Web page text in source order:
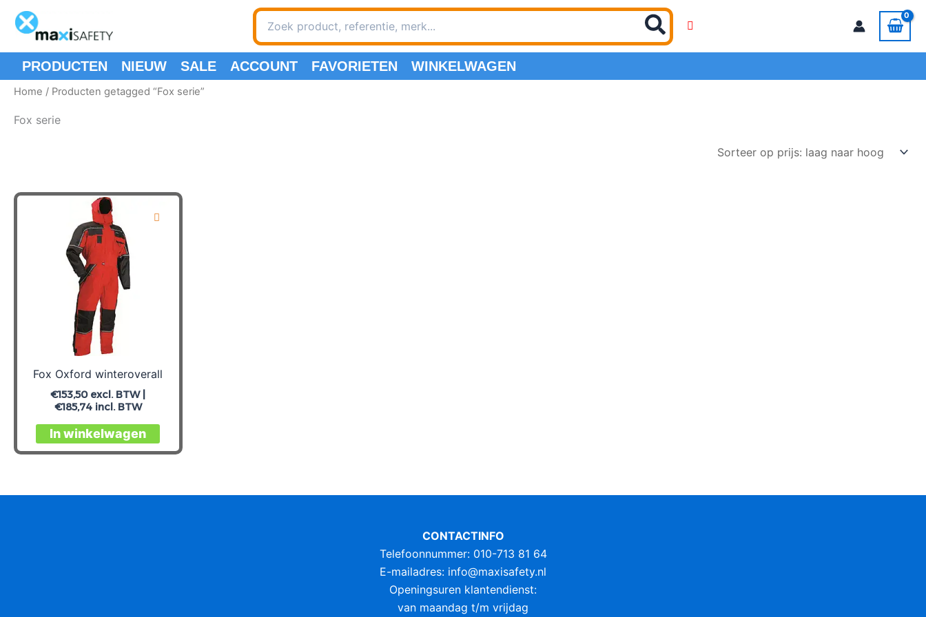
naar
inhoud
Zoeken
naar:
PRODUCTEN NIEUW SALE ACCOUNT FAVORIETEN WINKELWAGEN
Home / Producten getagged “Fox serie”
Fox serie
Fox Oxford winteroverall
€153,50excl. BTW |
€185,74incl. BTW
In winkelwagen
Dit
product
variaties.
CONTACTINFO
Telefoonnummer: 010-713 81 64
E-mailadres: info@maxisafety.nl
Openingsuren klantendienst:
van maandag t/m vrijdag